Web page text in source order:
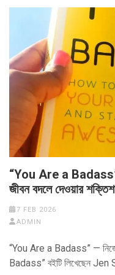
“You Are a Badass”
জীবন বদলে দেওয়ার
7 FEB 2026
ADMIN
“You Are a Badass” —
Badass” বইটি লিখেছেন Jen